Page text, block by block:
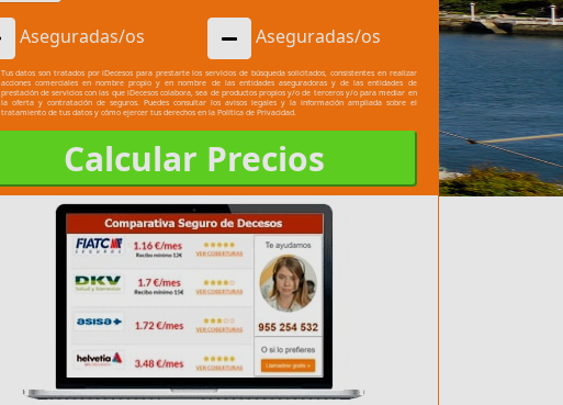
Aseguradas/os Aseguradas/os
Tus datos son tratados por iDecesos para prestarte los servicios de búsqueda solicitados, consistentes en realizar
acciones comerciales en nombre propio y en nombre de las entidades aseguradoras y de las entidades de
prestación de servicios con las que iDecesos colabora, sea de productos propios y/o de terceros y/o para mediar en
la oferta y contratación de seguros. Puedes consultar los avisos legalesy la información ampliada sobre el
tratamiento de tus datos y cómo ejercer tus derechos en la Política de Privacidad.
Calcular Precios